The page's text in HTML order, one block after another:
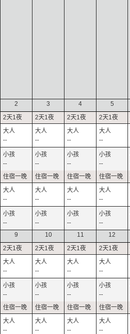
2
--
--
--
--
3
--
--
--
--
4
--
--
--
--
5
--
--
--
--
9
--
--
--
10
--
--
--
11
--
--
--
12
--
--
--